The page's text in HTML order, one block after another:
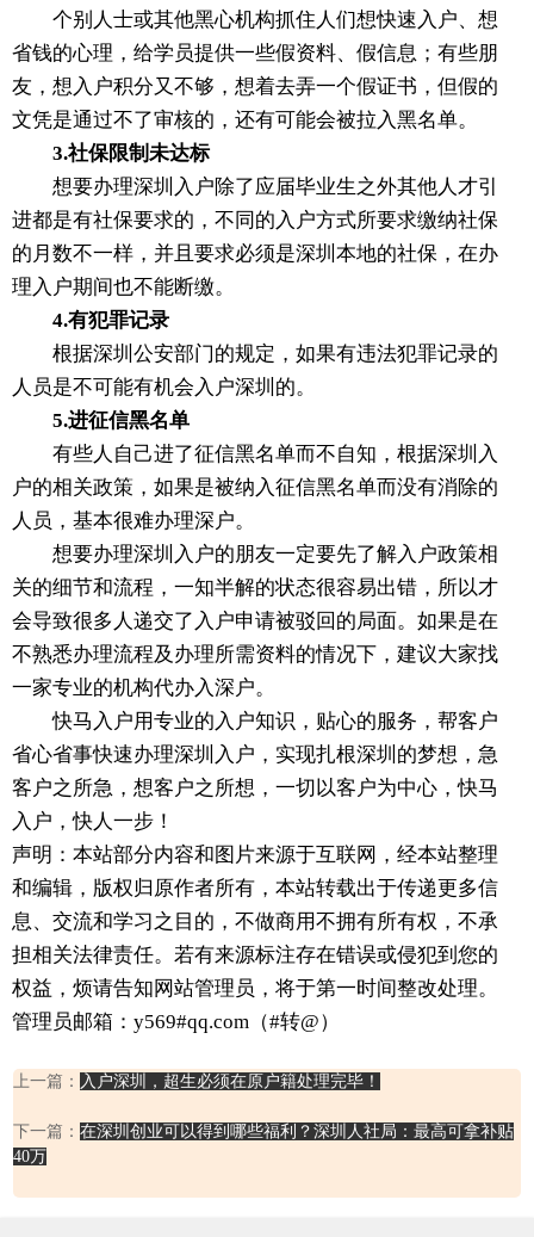
个别人士或其他黑心机构抓住人们想快速入户、想
省钱的心理，给学员提供一些假资料、假信息；有些朋
友，想入户积分又不够，想着去弄一个假证书，但假的
文凭是通过不了审核的，还有可能会被拉入黑名单。
3.社保限制未达标
想要办理深圳入户除了应届毕业生之外其他人才引
进都是有社保要求的，不同的入户方式所要求缴纳社保
的月数不一样，并且要求必须是深圳本地的社保，在办
理入户期间也不能断缴。
4.有犯罪记录
根据深圳公安部门的规定，如果有违法犯罪记录的
人员是不可能有机会入户深圳的。
5.进征信黑名单
有些人自己进了征信黑名单而不自知，根据深圳入
户的相关政策，如果是被纳入征信黑名单而没有消除的
人员，基本很难办理深户。
想要办理深圳入户的朋友一定要先了解入户政策相
关的细节和流程，一知半解的状态很容易出错，所以才
会导致很多人递交了入户申请被驳回的局面。如果是在
不熟悉办理流程及办理所需资料的情况下，建议大家找
一家专业的机构代办入深户。
快马入户用专业的入户知识，贴心的服务，帮客户
省心省事快速办理深圳入户，实现扎根深圳的梦想，急
客户之所急，想客户之所想，一切以客户为中心，快马
入户，快人一步！
声明：本站部分内容和图片来源于互联网，经本站整理
和编辑，版权归原作者所有，本站转载出于传递更多信
息、交流和学习之目的，不做商用不拥有所有权，不承
担相关法律责任。若有来源标注存在错误或侵犯到您的
权益，烦请告知网站管理员，将于第一时间整改处理。
管理员邮箱：y569#qq.com（#转@）
上一篇： 入户深圳，超生必须在原户籍处理完毕！
下一篇： 在深圳创业可以得到哪些福利？深圳人社局：最高可拿补贴
40万